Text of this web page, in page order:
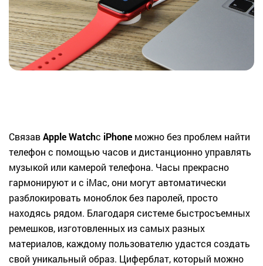
СвязавApple Watchс iPhone можно без проблем найти
телефон с помощью часов и дистанционно управлять
музыкой или камерой телефона. Часы прекрасно
гармонируют и с iMac, они могут автоматически
разблокировать моноблок без паролей, просто
находясь рядом. Благодаря системе быстросъемных
ремешков, изготовленных из самых разных
материалов, каждому пользователю удастся создать
свой уникальный образ. Циферблат, который можно